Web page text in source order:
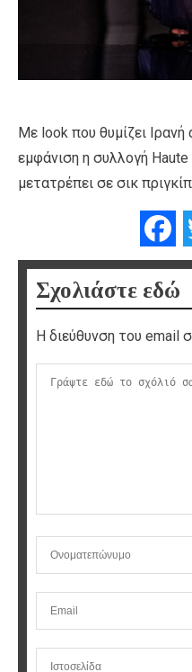
Με look που θυμίζει
εμφάνιση η συλλογή
μετατρέπει σε σικ
Σχολιάστε εδώ
Η διεύθυνση του email